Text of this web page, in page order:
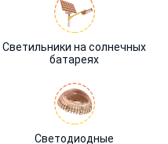
Светильники на солнечных
батареях
Светодиодные